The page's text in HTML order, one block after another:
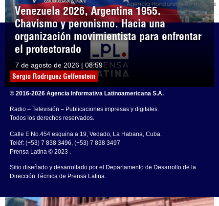
Venezuela 2026, Argentina 1955.
Chavismo y peronismo. Hacia una
organización movimientista para enfrentar
el protectorado
7 de agosto de 2026 | 08:59
Sergio Rodríguez Gelfenstein
© 2016-2026 Agencia Informativa Latinoamericana S.A.
Radio – Televisión – Publicaciones impresas y digitales.
Todos los derechos reservados.
Calle E No.454 esquina a 19, Vedado, La Habana, Cuba.
Teléf: (+53) 7 838 3496, (+53) 7 838 3497
Prensa Latina © 2023 .
Sitio diseñado y desarrollado por el Departamento de Desarrollo de la
Dirección Técnica de Prensa Latina.